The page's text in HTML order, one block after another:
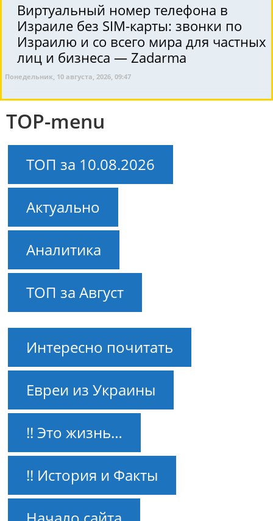
Виртуальный номер телефона в
Израиле без SIM-карты: звонки по
Израилю и со всего мира для частных
лиц и бизнеса — Zadarma
Понедельник, 10 августа, 2026, 09:47
TOP-menu
ТОП за 10.08.2026
Актуально
Аналитика
ТОП за Август
Интересно почитать
Евреи из Украины
!! Это жизнь…
!! История и Факты